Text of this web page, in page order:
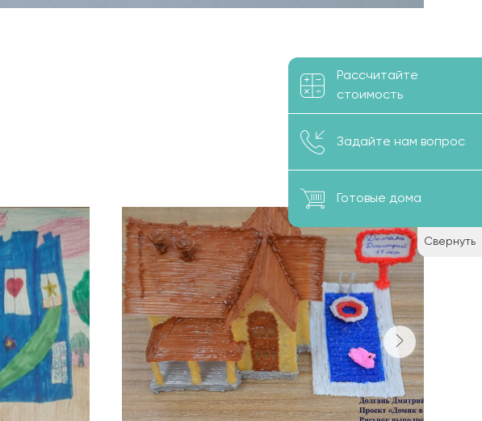
Рассчитайте
стоимость
Задайте нам вопрос
Готовые дома
Свернуть